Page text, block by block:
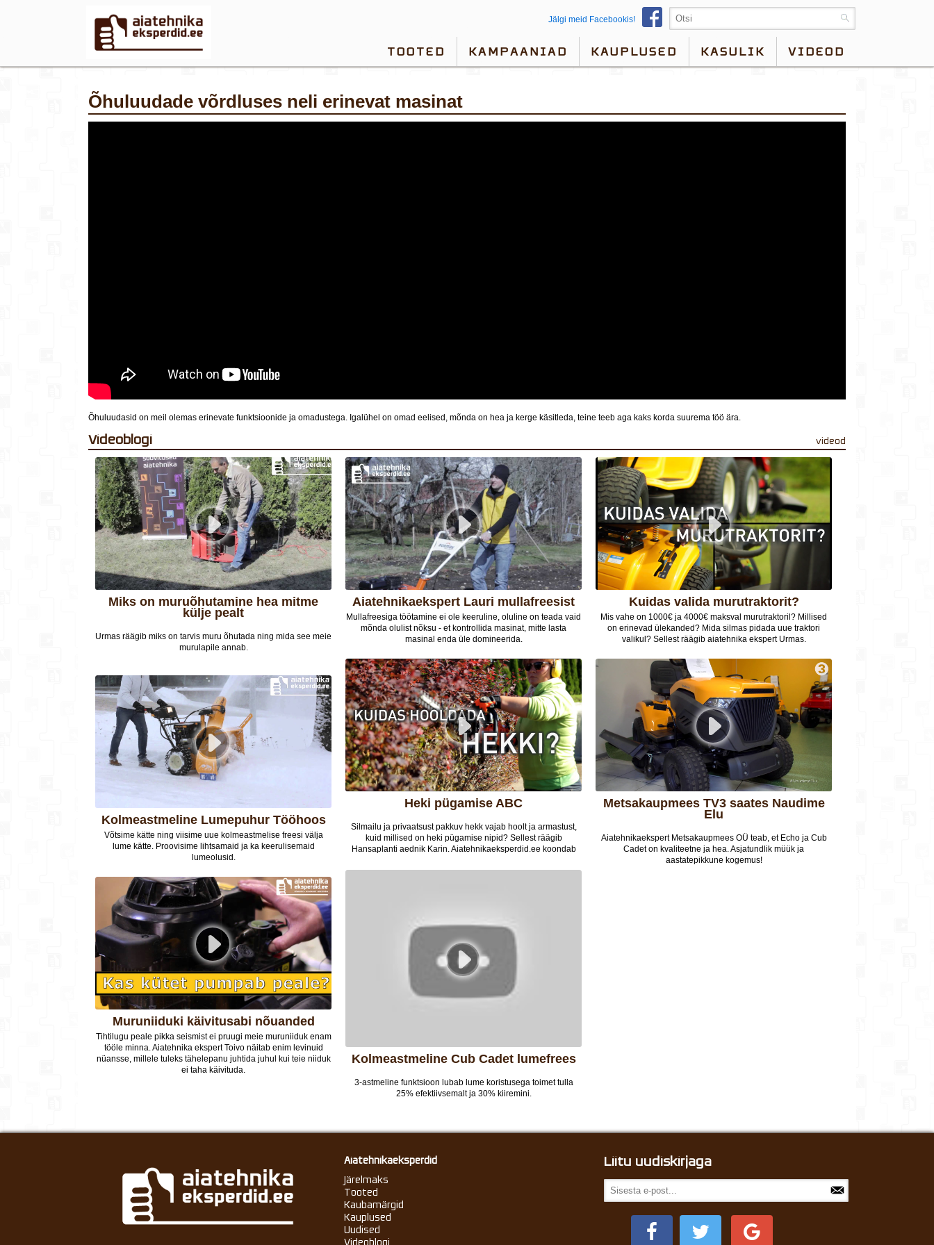
Jälgi meid Facebookis!
TOOTED KAMPAANIAD KAUPLUSED KASULIK VIDEOD
Õhuluudade võrdluses neli erinevat masinat
Õhuluudasid on meil olemas erinevate funktsioonide ja omadustega. Igalühel on omad eelised, mõnda on hea ja kerge käsitleda, teine teeb aga kaks korda suurema töö ära.
Videoblogi videod
Miks on muruõhutamine hea mitme
külje pealt
Urmas räägib miks on tarvis muru õhutada ning mida see meie
murulapile annab.
Aiatehnikaekspert Lauri mullafreesist
Mullafreesiga töötamine ei ole keeruline, oluline on teada vaid
mõnda olulist nõksu - et kontrollida masinat, mitte lasta
masinal enda üle domineerida.
Kuidas valida murutraktorit?
Mis vahe on 1000€ ja 4000€ maksval murutraktoril? Millised
on erinevad ülekanded? Mida silmas pidada uue traktori
valikul? Sellest räägib aiatehnika ekspert Urmas.
Heki pügamise ABC
Silmailu ja privaatsust pakkuv hekk vajab hoolt ja armastust,
kuid millised on heki pügamise nipid? Sellest räägib
Hansaplanti aednik Karin. Aiatehnikaeksperdid.ee koondab
aiatehnika ekspertide hulka 32 müügikohta üle Eesti.
Metsakaupmees TV3 saates Naudime
Elu
Aiatehnikaekspert Metsakaupmees OÜ teab, et Echo ja Cub
Cadet on kvaliteetne ja hea. Asjatundlik müük ja
aastatepikkune kogemus!
Kolmeastmeline Lumepuhur Tööhoos
Võtsime kätte ning viisime uue kolmeastmelise freesi välja
lume kätte. Proovisime lihtsamaid ja ka keerulisemaid
lumeolusid.
Kolmeastmeline Cub Cadet lumefrees
3-astmeline funktsioon lubab lume koristusega toimet tulla
25% efektiivsemalt ja 30% kiiremini.
Muruniiduki käivitusabi nõuanded
Tihtilugu peale pikka seismist ei pruugi meie muruniiduk enam
tööle minna. Aiatehnika ekspert Toivo näitab enim levinuid
nüansse, millele tuleks tähelepanu juhtida juhul kui teie niiduk
ei taha käivituda.
Aiatehnikaeksperdid
Järelmaks
Tooted
Kaubamärgid
Kauplused
Uudised
Videoblogi
Liitu uudiskirjaga